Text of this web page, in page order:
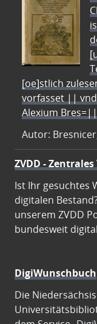
[oe]stlich
vorfasset ||
Alexium
Autor:
ZVDD -
Ist Ihr gesuchtes
digitalen
unserem ZVDD
bundesweit
DigiWunschbuch
Die